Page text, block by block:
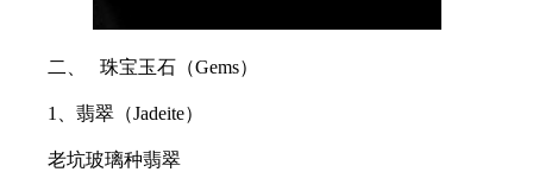
二、 珠宝玉石（Gems）
1、翡翠（Jadeite）
老坑玻璃种翡翠